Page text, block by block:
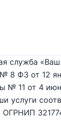
служба
8 ФЗ от 12
№ 11 от 4
услуги